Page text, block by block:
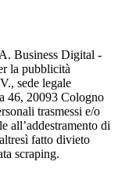
Business Digital -
la pubblicità
sede legale
46, 20093 Cologno
trasmessi e/o
all’addestramento di
fatto divieto
scraping.